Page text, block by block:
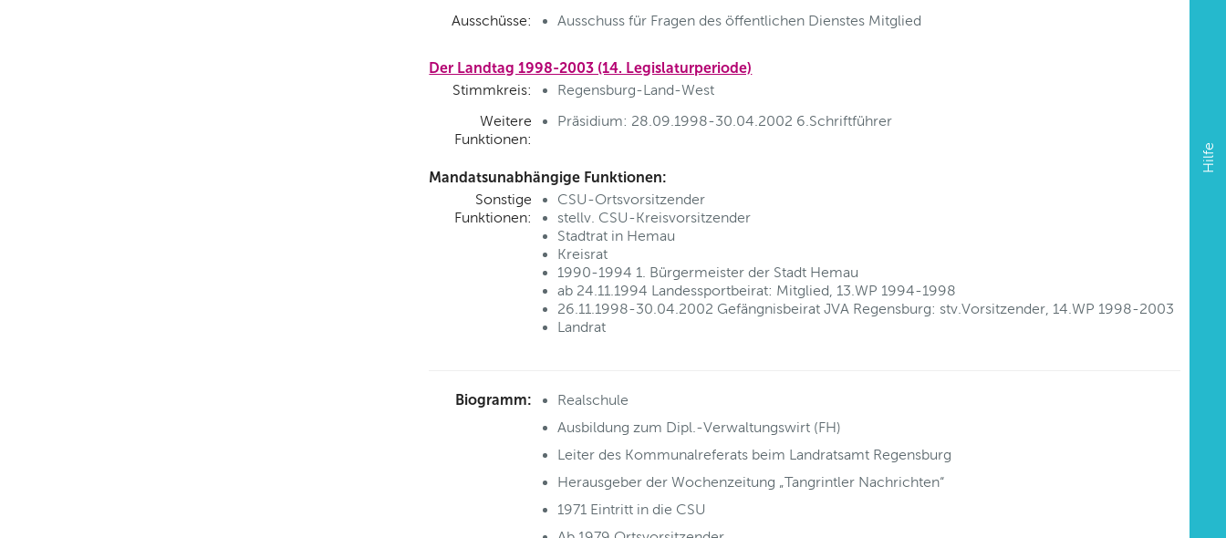
Hilfe
Ausschüsse:
Ausschuss für Fragen des öffentlichen Dienstes Mitglied
Der Landtag 1998-2003 (14. Legislaturperiode)
Stimmkreis:
Regensburg-Land-West
Weitere
Funktionen:
Präsidium: 28.09.1998-30.04.2002 6.Schriftführer
Mandatsunabhängige Funktionen:
Sonstige
Funktionen:
CSU-Ortsvorsitzender
stellv. CSU-Kreisvorsitzender
Stadtrat in Hemau
Kreisrat
1990-1994 1. Bürgermeister der Stadt Hemau
ab 24.11.1994 Landessportbeirat: Mitglied, 13.WP 1994-1998
26.11.1998-30.04.2002 Gefängnisbeirat JVA Regensburg: stv.Vorsitzender, 14.WP 1998-2003
Landrat
Biogramm:
Realschule
Ausbildung zum Dipl.-Verwaltungswirt (FH)
Leiter des Kommunalreferats beim Landratsamt Regensburg
Herausgeber der Wochenzeitung „Tangrintler Nachrichten“
1971 Eintritt in die CSU